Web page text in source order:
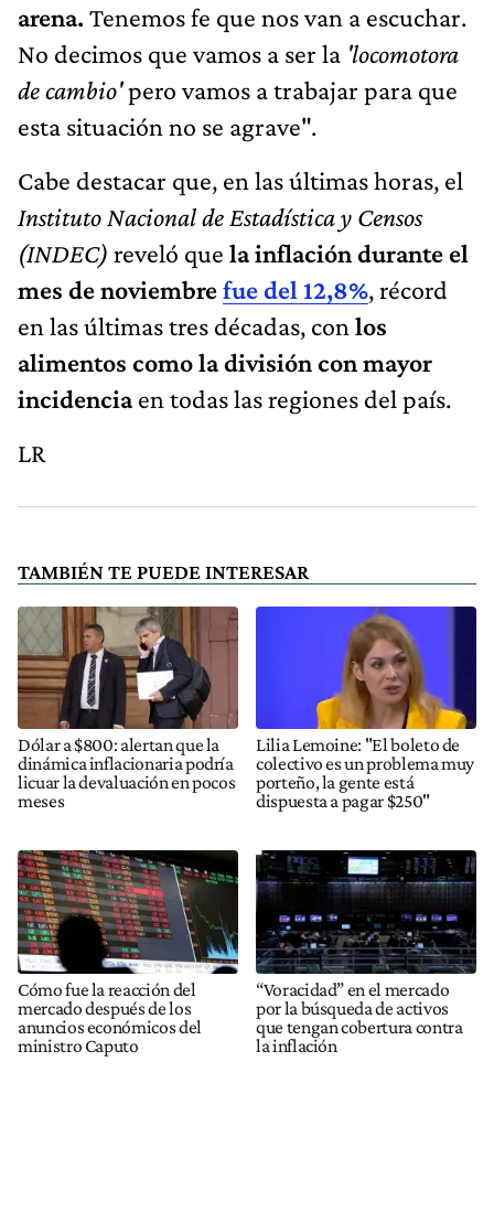
arena. Tenemos fe que nos van a escuchar.
No decimos que vamos a ser la 'locomotora
de cambio'pero vamos a trabajar para que
esta situación no se agrave".
Cabe destacar que, en las últimas horas, el
Instituto Nacional de Estadística y Censos
(INDEC) reveló que la inflación durante el
mes de noviembrefue del 12,8%, récord
en las últimas tres décadas, con los
alimentos como la división con mayor
incidenciaen todas las regiones del país.
LR
TAMBIÉN TE PUEDE INTERESAR
Dólar a $800: alertan que la
dinámica inflacionaria podría
licuar la devaluación en pocos
meses
Lilia Lemoine: "El boleto de
colectivo es un problema muy
porteño, la gente está
dispuesta a pagar $250"
Cómo fue la reacción del
mercado después de los
anuncios económicos del
ministro Caputo
“Voracidad” en el mercado
por la búsqueda de activos
que tengan cobertura contra
la inflación